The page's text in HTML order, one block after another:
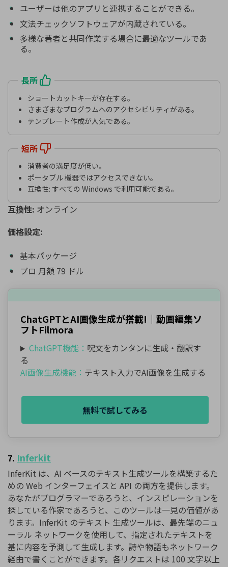
ユーザーは他のアプリと連携することができる。
文法チェックソフトウェアが内蔵されている。
多様な著者と共同作業する場合に最適なツールであ
る。
長所
ショートカットキーが存在する。
さまざまなプログラムへのアクセシビリティがある。
テンプレート作成が人気である。
短所
消費者の満足度が低い。
ポータブル 機器ではアクセスできない。
互換性: すべての Windows で利用可能である。
互換性: オンライン
価格設定:
基本パッケージ
プロ 月額 79 ドル
ChatGPTとAI画像生成が搭載!｜動画編集ソ
フトFilmora
ChatGPT機能： 呪文をカンタンに生成・翻訳す
る
AI画像生成機能： テキスト入力でAI画像を生成する
無料で試してみる
7. Inferkit
InferKit は、AI ベースのテキスト生成ツールを構築するた
めの Web インターフェイスと API の両方を提供します。
あなたがプログラマーであろうと、インスピレーションを
探している作家であろうと、このツールは一見の価値があ
ります。InferKit のテキスト 生成ツールは、最先端のニュ
ーラル ネットワークを使用して、指定されたテキストを
基に内容を予測して生成します。詩や物語もネットワーク
経由で書くことができます。各リクエストは 100 文字以上